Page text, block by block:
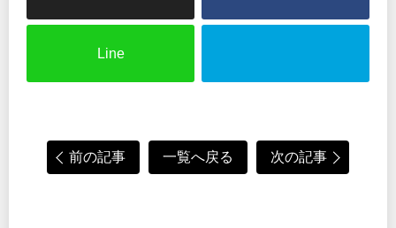
Line
前の記事 一覧へ戻る 次の記事